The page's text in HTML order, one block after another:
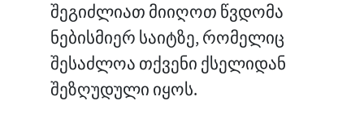
შეგიძლიათ მიიღოთ წვდომა
ნებისმიერ საიტზე, რომელიც
შესაძლოა თქვენი ქსელიდან
შეზღუდული იყოს.